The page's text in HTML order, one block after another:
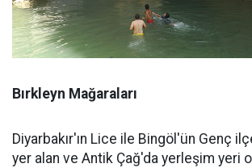
Bırkleyn Mağaraları
Diyarbakır'ın Lice ile Bingöl'ün Genç
yer alan ve Antik Çağ'da yerleşim yeri